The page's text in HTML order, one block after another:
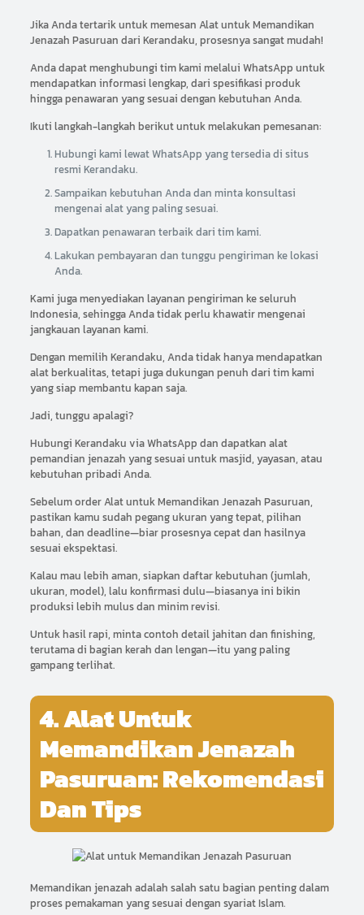
Jika Anda tertarik untuk memesan Alat untuk Memandikan
Jenazah Pasuruan dari Kerandaku, prosesnya sangat mudah!
Anda dapat menghubungi tim kami melalui WhatsApp untuk
mendapatkan informasi lengkap, dari spesifikasi produk
hingga penawaran yang sesuai dengan kebutuhan Anda.
Ikuti langkah-langkah berikut untuk melakukan pemesanan:
Hubungi kami lewat WhatsApp yang tersedia di situs
resmi Kerandaku.
Sampaikan kebutuhan Anda dan minta konsultasi
mengenai alat yang paling sesuai.
Dapatkan penawaran terbaik dari tim kami.
Lakukan pembayaran dan tunggu pengiriman ke lokasi
Anda.
Kami juga menyediakan layanan pengiriman ke seluruh
Indonesia, sehingga Anda tidak perlu khawatir mengenai
jangkauan layanan kami.
Dengan memilih Kerandaku, Anda tidak hanya mendapatkan
alat berkualitas, tetapi juga dukungan penuh dari tim kami
yang siap membantu kapan saja.
Jadi, tunggu apalagi?
Hubungi Kerandaku via WhatsApp dan dapatkan alat
pemandian jenazah yang sesuai untuk masjid, yayasan, atau
kebutuhan pribadi Anda.
Sebelum order Alat untuk Memandikan Jenazah Pasuruan,
pastikan kamu sudah pegang ukuran yang tepat, pilihan
bahan, dan deadline—biar prosesnya cepat dan hasilnya
sesuai ekspektasi.
Kalau mau lebih aman, siapkan daftar kebutuhan (jumlah,
ukuran, model), lalu konfirmasi dulu—biasanya ini bikin
produksi lebih mulus dan minim revisi.
Untuk hasil rapi, minta contoh detail jahitan dan finishing,
terutama di bagian kerah dan lengan—itu yang paling
gampang terlihat.
4. Alat Untuk
Memandikan Jenazah
Pasuruan: Rekomendasi
Dan Tips
Memandikan jenazah adalah salah satu bagian penting dalam
proses pemakaman yang sesuai dengan syariat Islam.